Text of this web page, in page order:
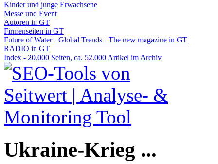
Kinder und junge Erwachsene
Messe und Event
Autoren in GT
Firmenseiten in GT
Future of Water - Global Trends - The new magazine in GT
RADIO in GT
Index - 20.000 Seiten, ca. 52.000 Artikel im Archiv
Ukraine-Krieg ...